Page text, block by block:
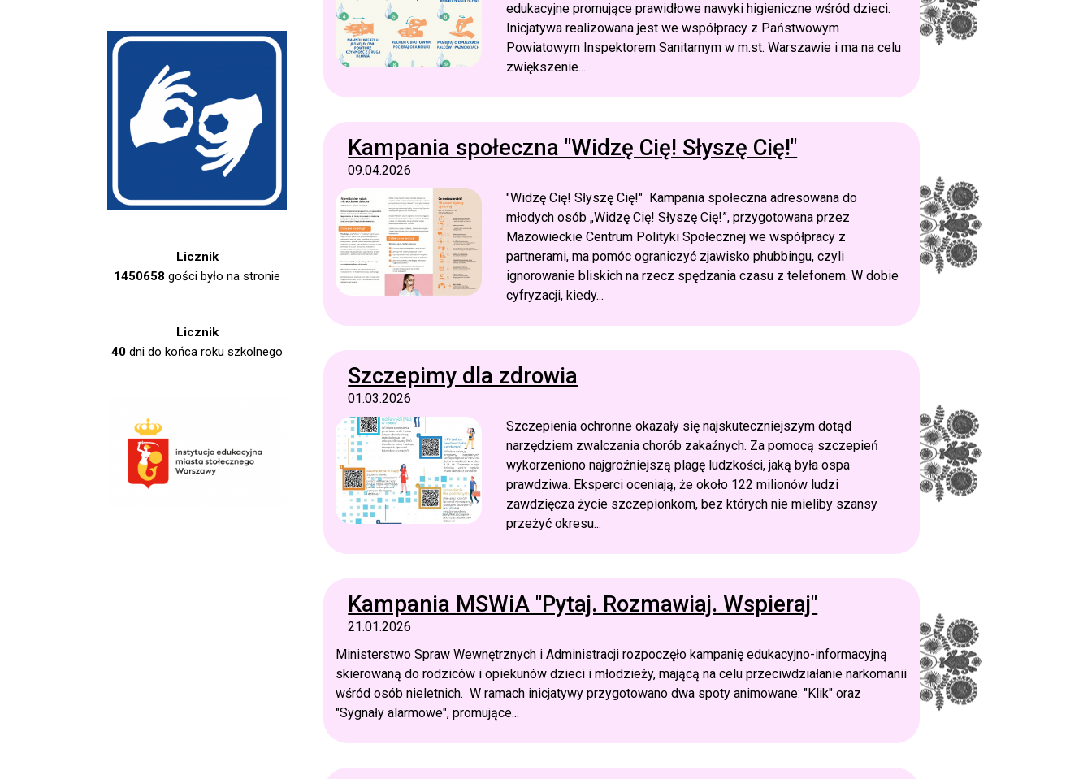
Licznik
1450658 gości było na stronie
Licznik
40 dni do końca roku szkolnego
edukacyjne promujące prawidłowe nawyki higieniczne wśród dzieci.
Inicjatywa realizowana jest we współpracy z Państwowym
Powiatowym Inspektorem Sanitarnym w m.st. Warszawie i ma na celu
zwiększenie...
Kampania społeczna "Widzę Cię! Słyszę Cię!"
09.04.2026
"Widzę Cię! Słyszę Cię!" Kampania społeczna adresowana do
młodych osób „Widzę Cię! Słyszę Cię!”, przygotowana przez
Mazowieckie Centrum Polityki Społecznej we współpracy z
partnerami, ma pomóc ograniczyć zjawisko phubbingu, czyli
ignorowanie bliskich na rzecz spędzania czasu z telefonem. W dobie
cyfryzacji, kiedy...
Szczepimy dla zdrowia
01.03.2026
Szczepienia ochronne okazały się najskuteczniejszym dotąd
narzędziem zwalczania chorób zakaźnych. Za pomocą szczepień
wykorzeniono najgroźniejszą plagę ludzkości, jaką była ospa
prawdziwa. Eksperci oceniają, że około 122 milionów ludzi
zawdzięcza życie szczepionkom, bez których nie mieliby szansy
przeżyć okresu...
Kampania MSWiA "Pytaj. Rozmawiaj. Wspieraj"
21.01.2026
Ministerstwo Spraw Wewnętrznych i Administracji rozpoczęło kampanię edukacyjno-informacyjną
skierowaną do rodziców i opiekunów dzieci i młodzieży, mającą na celu przeciwdziałanie narkomanii
wśród osób nieletnich. W ramach inicjatywy przygotowano dwa spoty animowane: "Klik" oraz
"Sygnały alarmowe", promujące...